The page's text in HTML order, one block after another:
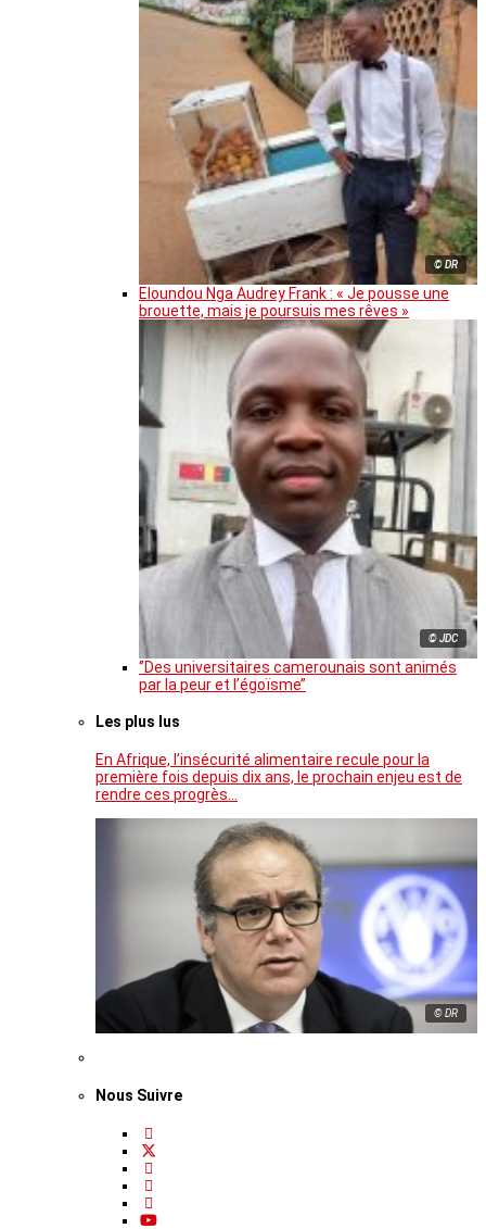
© DR
Eloundou Nga Audrey Frank : « Je pousse une
brouette, mais je poursuis mes rêves »
© JDC
‘’Des universitaires camerounais sont animés
par la peur et l’égoïsme’’
Les plus lus
En Afrique, l’insécurité alimentaire recule pour la
première fois depuis dix ans, le prochain enjeu est de
rendre ces progrès…
© DR
Nous Suivre